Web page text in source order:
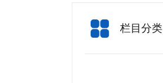
栏目分类